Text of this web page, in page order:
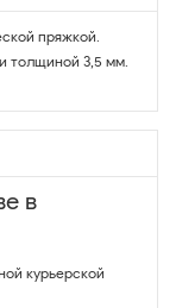
пряжкой.
толщиной 3,5 мм.
в
курьерской